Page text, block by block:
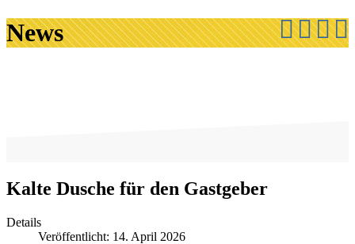
News
Kalte Dusche für den Gastgeber
Details
Veröffentlicht: 14. April 2026